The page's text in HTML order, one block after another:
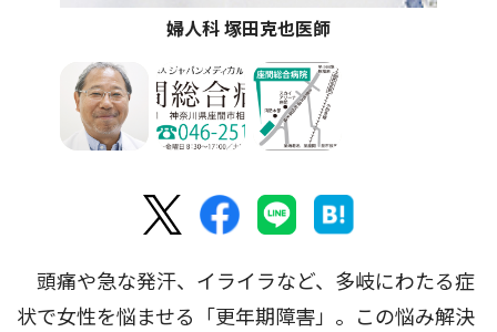
婦人科 塚田克也医師
頭痛や急な発汗、イライラなど、多岐にわたる症
状で女性を悩ませる「更年期障害」。この悩み解決